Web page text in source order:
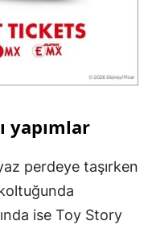
yapımlar
perdeye taşırken
ise Toy Story